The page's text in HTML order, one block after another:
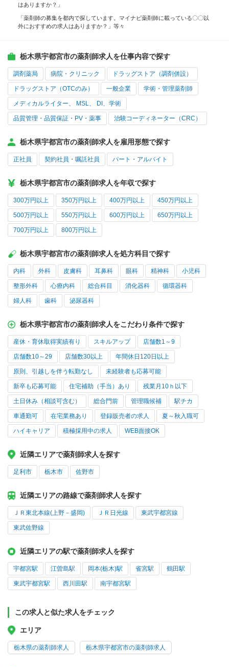
はありますか？」
「薬剤師の募集を都内で探しています。マイナビ薬剤師に載っている〇〇以
外におすすめの求人はありますか？」等々
栃木県宇都宮市の薬剤師求人を仕事内容で探す
調剤薬局 病院・クリニック ドラッグストア（調剤併設）
ドラッグストア（OTCのみ） 一般企業 学術・管理薬剤師
メディカルライター、 MSL、 DI、学術
品質管理・品質保証・PV・薬事 治験コーディネーター（CRC）
栃木県宇都宮市の薬剤師求人を雇用形態で探す
正社員 契約社員・嘱託社員 パート・アルバイト
栃木県宇都宮市の薬剤師求人を年収で探す
300万円以上 350万円以上 400万円以上 450万円以上
500万円以上 550万円以上 600万円以上 650万円以上
700万円以上 800万円以上
栃木県宇都宮市の薬剤師求人を処方科目で探す
内科 外科 皮膚科 耳鼻科 眼科 精神科 小児科
整形外科 心療内科 総合科目 消化器科 循環器科
婦人科 歯科 泌尿器科
栃木県宇都宮市の薬剤師求人をこだわり条件で探す
産休・育休取得実績有り スキルアップ 店舗数1～9
店舗数10～29 店舗数30以上 年間休日120日以上
原則、引越しを伴う転勤なし 未経験者も応募可能
新卒も応募可能 住宅補助（手当）あり 残業月10ｈ以下
土日休み（相談可含む） 総合門前 管理職候補 駅チカ
車通勤可 在宅業務あり 登録販売者の求人 夏～秋入職可
ハイキャリア 積極採用中の求人 WEB面接OK
近隣エリアで薬剤師求人を探す
足利市 栃木市 佐野市
近隣エリアの路線で薬剤師求人を探す
ＪＲ東北本線(上野－盛岡) ＪＲ日光線 東武宇都宮線
東武佐野線
近隣エリアの駅で薬剤師求人を探す
宇都宮駅 江曽島駅 岡本(栃木)駅 雀宮駅 鶴田駅
東武宇都宮駅 西川田駅 南宇都宮駅
この求人と似た求人をチェック
エリア
栃木県の薬剤師求人 栃木県宇都宮市の薬剤師求人